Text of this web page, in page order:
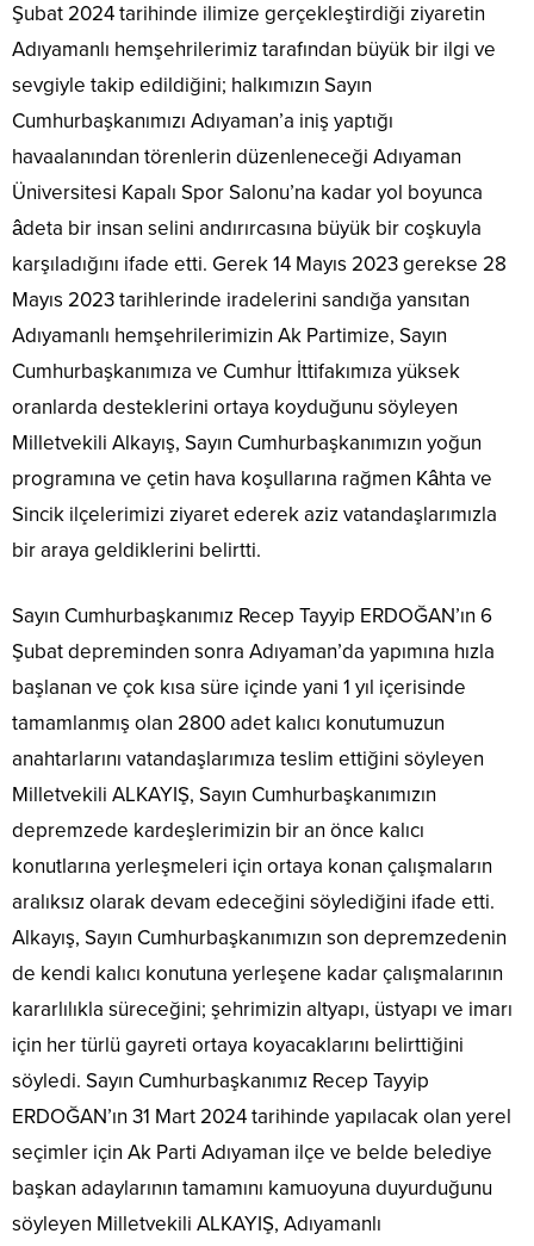
Şubat 2024 tarihinde ilimize gerçekleştirdiği ziyaretin
Adıyamanlı hemşehrilerimiz tarafından büyük bir ilgi ve
sevgiyle takip edildiğini; halkımızın Sayın
Cumhurbaşkanımızı Adıyaman’a iniş yaptığı
havaalanından törenlerin düzenleneceği Adıyaman
Üniversitesi Kapalı Spor Salonu’na kadar yol boyunca
âdeta bir insan selini andırırcasına büyük bir coşkuyla
karşıladığını ifade etti. Gerek 14 Mayıs 2023 gerekse 28
Mayıs 2023 tarihlerinde iradelerini sandığa yansıtan
Adıyamanlı hemşehrilerimizin Ak Partimize, Sayın
Cumhurbaşkanımıza ve Cumhur İttifakımıza yüksek
oranlarda desteklerini ortaya koyduğunu söyleyen
Milletvekili Alkayış, Sayın Cumhurbaşkanımızın yoğun
programına ve çetin hava koşullarına rağmen Kâhta ve
Sincik ilçelerimizi ziyaret ederek aziz vatandaşlarımızla
bir araya geldiklerini belirtti.
Sayın Cumhurbaşkanımız Recep Tayyip ERDOĞAN’ın 6
Şubat depreminden sonra Adıyaman’da yapımına hızla
başlanan ve çok kısa süre içinde yani 1 yıl içerisinde
tamamlanmış olan 2800 adet kalıcı konutumuzun
anahtarlarını vatandaşlarımıza teslim ettiğini söyleyen
Milletvekili ALKAYIŞ, Sayın Cumhurbaşkanımızın
depremzede kardeşlerimizin bir an önce kalıcı
konutlarına yerleşmeleri için ortaya konan çalışmaların
aralıksız olarak devam edeceğini söylediğini ifade etti.
Alkayış, Sayın Cumhurbaşkanımızın son depremzedenin
de kendi kalıcı konutuna yerleşene kadar çalışmalarının
kararlılıkla süreceğini; şehrimizin altyapı, üstyapı ve imarı
için her türlü gayreti ortaya koyacaklarını belirttiğini
söyledi. Sayın Cumhurbaşkanımız Recep Tayyip
ERDOĞAN’ın 31 Mart 2024 tarihinde yapılacak olan yerel
seçimler için Ak Parti Adıyaman ilçe ve belde belediye
başkan adaylarının tamamını kamuoyuna duyurduğunu
söyleyen Milletvekili ALKAYIŞ, Adıyamanlı